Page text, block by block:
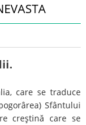
care se traduce
Sfântului
creştină care se